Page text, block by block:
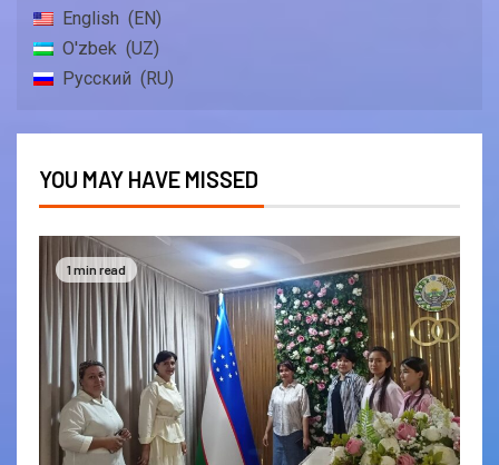
English
EN
O'zbek
UZ
Русский
RU
YOU MAY HAVE MISSED
1 min read